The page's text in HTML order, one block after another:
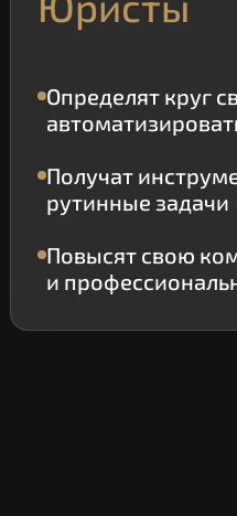
Определят круг
Получат
рутинные задачи
Повысят свою
и